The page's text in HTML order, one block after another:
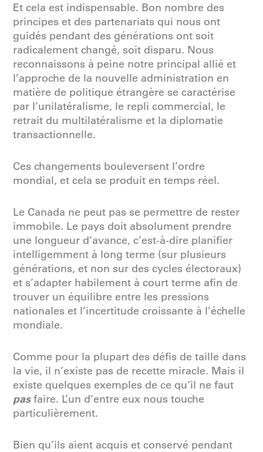
Et cela est indispensable. Bon nombre des
principes et des partenariats qui nous ont
guidés pendant des générations ont soit
radicalement changé, soit disparu. Nous
reconnaissons à peine notre principal allié et
l’approche de la nouvelle administration en
matière de politique étrangère se caractérise
par l’unilatéralisme, le repli commercial, le
retrait du multilatéralisme et la diplomatie
transactionnelle.
Ces changements bouleversent l’ordre
mondial, et cela se produit en temps réel.
Le Canada ne peut pas se permettre de rester
immobile. Le pays doit absolument prendre
une longueur d’avance, c’est-à-dire planifier
intelligemment à long terme (sur plusieurs
générations, et non sur des cycles électoraux)
et s’adapter habilement à court terme afin de
trouver un équilibre entre les pressions
nationales et l’incertitude croissante à l’échelle
mondiale.
Comme pour la plupart des défis de taille dans
la vie, il n’existe pas de recette miracle. Mais il
existe quelques exemples de ce qu’il ne faut
pasfaire. L’un d’entre eux nous touche
particulièrement.
Bien qu’ils aient acquis et conservé pendant